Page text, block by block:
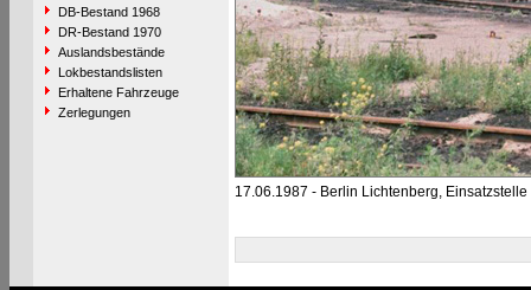
DB-Bestand 1968
DR-Bestand 1970
Auslandsbestände
Lokbestandslisten
Erhaltene Fahrzeuge
Zerlegungen
17.06.1987 - Berlin Lichtenberg, Einsatzstelle